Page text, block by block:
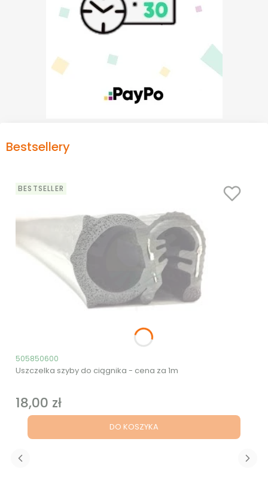
Bestsellery
BESTSELLER
Kod produktu
505850600
Uszczelka szyby do ciągnika - cena za 1m
Cena
18,00 zł
DO KOSZYKA